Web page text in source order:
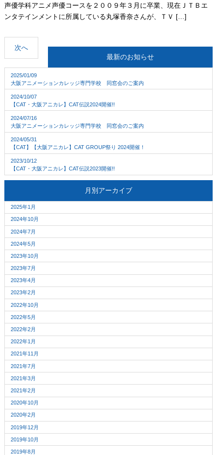
声優学科アニメ声優コースを２００９年３月に卒業、現在ＪＴＢエ
ンタテインメントに所属している丸塚香奈さんが、ＴＶ […]
次へ
最新のお知らせ
2025/01/09
大阪アニメーションカレッジ専門学校 同窓会のご案内
2024/10/07
【CAT・大阪アニカレ】CAT伝説2024開催!!
2024/07/16
大阪アニメーションカレッジ専門学校 同窓会のご案内
2024/05/31
【CAT】【大阪アニカレ】CAT GROUP祭り 2024開催！
2023/10/12
【CAT・大阪アニカレ】CAT伝説2023開催!!
月別アーカイブ
2025年1月
2024年10月
2024年7月
2024年5月
2023年10月
2023年7月
2023年4月
2023年2月
2022年10月
2022年5月
2022年2月
2022年1月
2021年11月
2021年7月
2021年3月
2021年2月
2020年10月
2020年2月
2019年12月
2019年10月
2019年8月